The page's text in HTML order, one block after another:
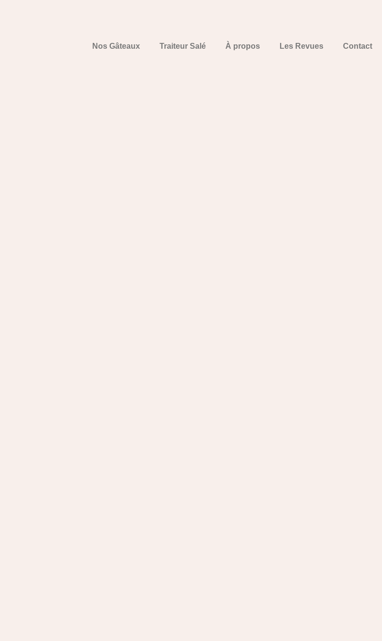
Nos Gâteaux Traiteur Salé À propos Les Revues Contact